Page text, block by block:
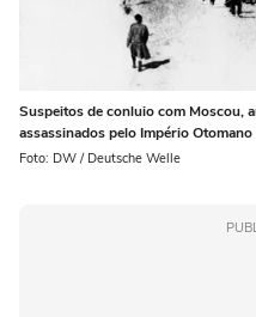
Suspeitos de conluio com Moscou,
assassinados pelo Império Otomano
Foto: DW / Deutsche Welle